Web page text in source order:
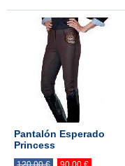
Pantalón Esperado
Princess